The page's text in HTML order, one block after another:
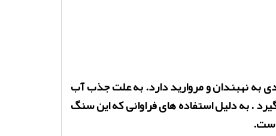
به نهبندان و مروارید دارد. به علت جذب آب
. به دلیل استفاده های فراوانی که این سنگ